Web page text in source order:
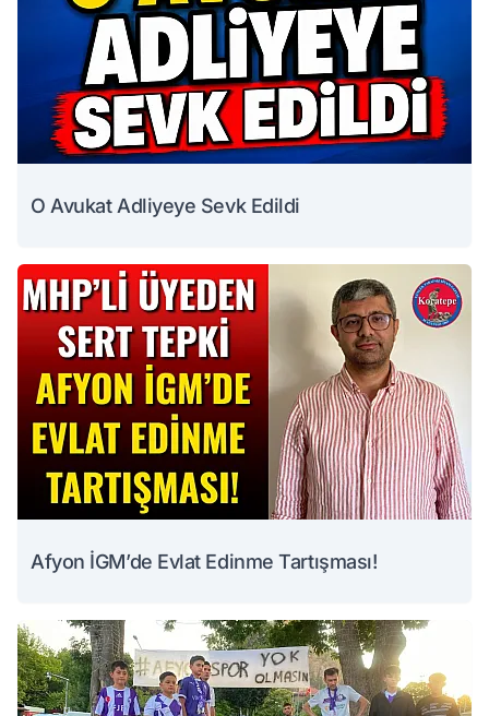
O Avukat Adliyeye Sevk Edildi
Afyon İGM’de Evlat Edinme Tartışması!